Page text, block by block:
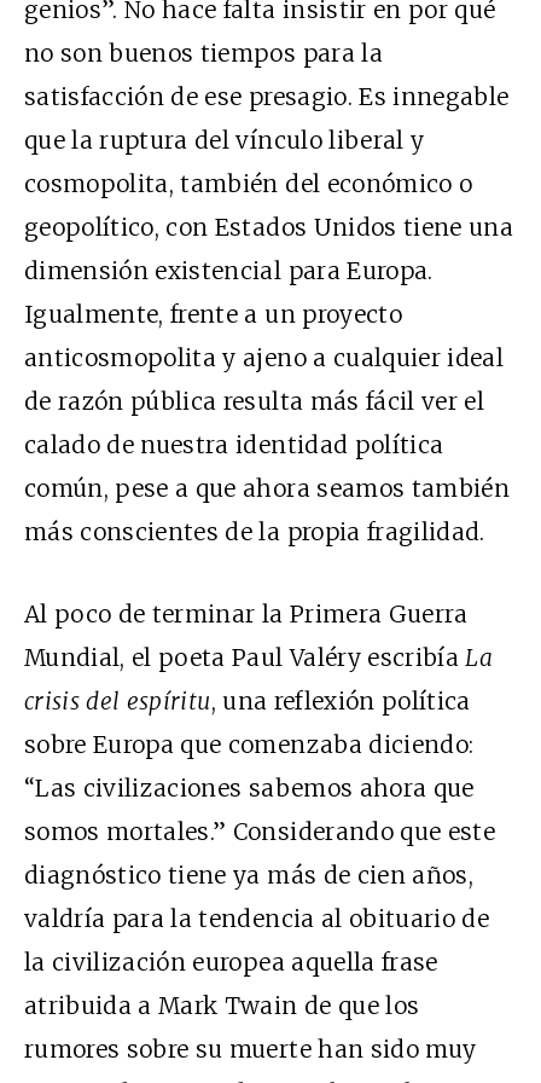
genios”. No hace falta insistir en por qué
no son buenos tiempos para la
satisfacción de ese presagio. Es innegable
que la ruptura del vínculo liberal y
cosmopolita, también del económico o
geopolítico, con Estados Unidos tiene una
dimensión existencial para Europa.
Igualmente, frente a un proyecto
anticosmopolita y ajeno a cualquier ideal
de razón pública resulta más fácil ver el
calado de nuestra identidad política
común, pese a que ahora seamos también
más conscientes de la propia fragilidad.
Al poco de terminar la Primera Guerra
Mundial, el poeta Paul Valéry escribía La
crisis del espíritu, una reflexión política
sobre Europa que comenzaba diciendo:
“Las civilizaciones sabemos ahora que
somos mortales.” Considerando que este
diagnóstico tiene ya más de cien años,
valdría para la tendencia al obituario de
la civilización europea aquella frase
atribuida a Mark Twain de que los
rumores sobre su muerte han sido muy